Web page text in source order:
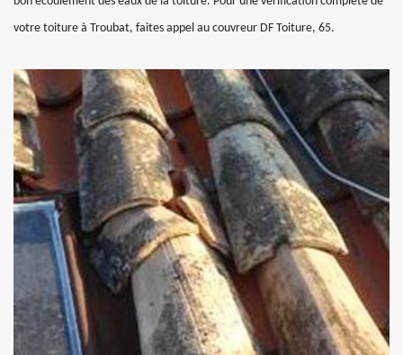
votre toiture à Troubat, faites appel au couvreur DF Toiture, 65.